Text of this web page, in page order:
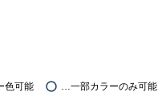
色可能 …一部カラーのみ可能